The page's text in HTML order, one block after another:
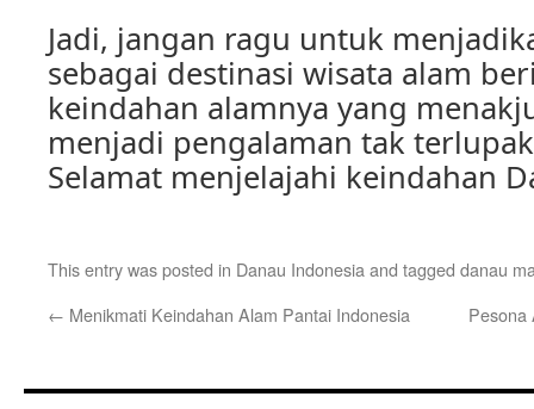
Jadi, jangan ragu untuk
sebagai destinasi wisata alam
keindahan alamnya yang
menjadi pengalaman tak
Selamat menjelajahi keindahan
This entry was posted in Danau Indonesia and tagged danau
← Menikmati Keindahan Alam Pantai Indonesia Pesona